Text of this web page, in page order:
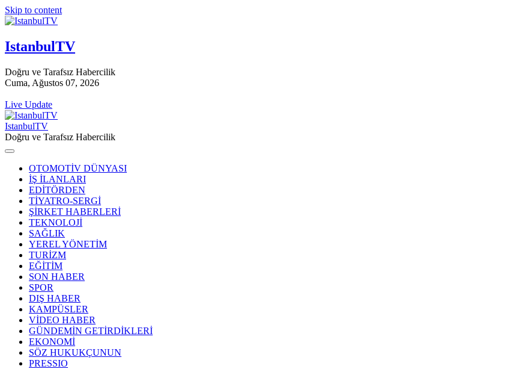
Skip to content
IstanbulTV
Doğru ve Tarafsız Habercilik
Cuma, Ağustos 07, 2026
Live Update
IstanbulTV
Doğru ve Tarafsız Habercilik
OTOMOTİV DÜNYASI
İŞ İLANLARI
EDİTÖRDEN
TİYATRO-SERGİ
ŞİRKET HABERLERİ
TEKNOLOJİ
SAĞLIK
YEREL YÖNETİM
TURİZM
EĞİTİM
SON HABER
SPOR
DIŞ HABER
KAMPÜSLER
VİDEO HABER
GÜNDEMİN GETİRDİKLERİ
EKONOMİ
SÖZ HUKUKÇUNUN
PRESSIO